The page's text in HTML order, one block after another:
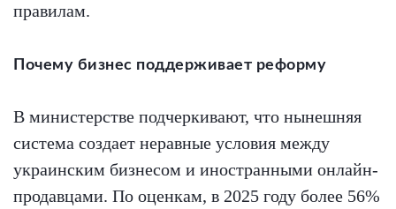
правилам.
Почему бизнес поддерживает реформу
В министерстве подчеркивают, что нынешняя
система создает неравные условия между
украинским бизнесом и иностранными онлайн-
продавцами. По оценкам, в 2025 году более 56%